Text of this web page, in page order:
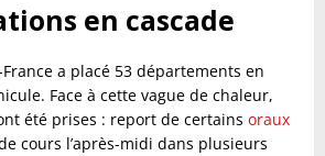
en cascade
a placé 53 départements en
Face à cette vague de chaleur,
été prises : report de certains oraux
cours l’après-midi dans plusieurs